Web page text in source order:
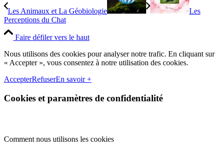
Les Animaux et La Géobiologie
Les
Perceptions du Chat
Faire défiler vers le haut
Nous utilisons des cookies pour analyser notre trafic. En cliquant sur
« Accepter », vous consentez à notre utilisation des cookies.
AccepterRefuserEn savoir +
Cookies et paramètres de confidentialité
Comment nous utilisons les cookies